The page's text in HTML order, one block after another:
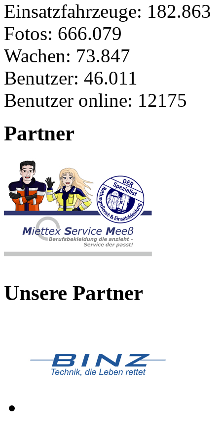
Einsatzfahrzeuge: 182.863
Fotos: 666.079
Wachen: 73.847
Benutzer: 46.011
Benutzer online: 12175
Partner
Unsere Partner